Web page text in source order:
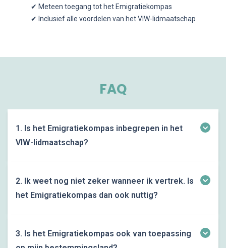
✔ Meteen toegang tot het Emigratiekompas
✔ Inclusief alle voordelen van het VIW-lidmaatschap
FAQ
1. Is het Emigratiekompas inbegrepen in het
VIW-lidmaatschap?
volledige toegang tot het Emigratiekompas, inclusief
alle modules, bonussen en toekomstige updates. Je
2. Ik weet nog niet zeker wanneer ik vertrek. Is
het Emigratiekompas dan ook nuttig?
belangrijkste keuzes. Het Emigratiekompas helpt je om
tijdig de juiste stappen te zetten, zodat je later geen
3. Is het Emigratiekompas ook van toepassing